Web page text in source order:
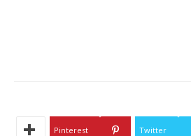
Twitter
Pinterest